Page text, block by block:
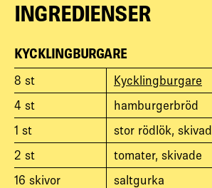
INGREDIENSER
KYCKLINGBURGARE
8 st
Kycklingburgare
4 st
hamburgerbröd
1 st
stor rödlök, skivad
2 st
tomater, skivade
16 skivor
saltgurka